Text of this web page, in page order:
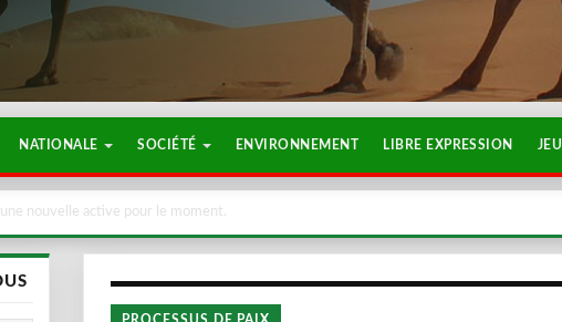
NATIONALE SOCIÉTÉ ENVIRONNEMENT LIBRE EXPRESSION JEU
nouvelle active pour le moment.